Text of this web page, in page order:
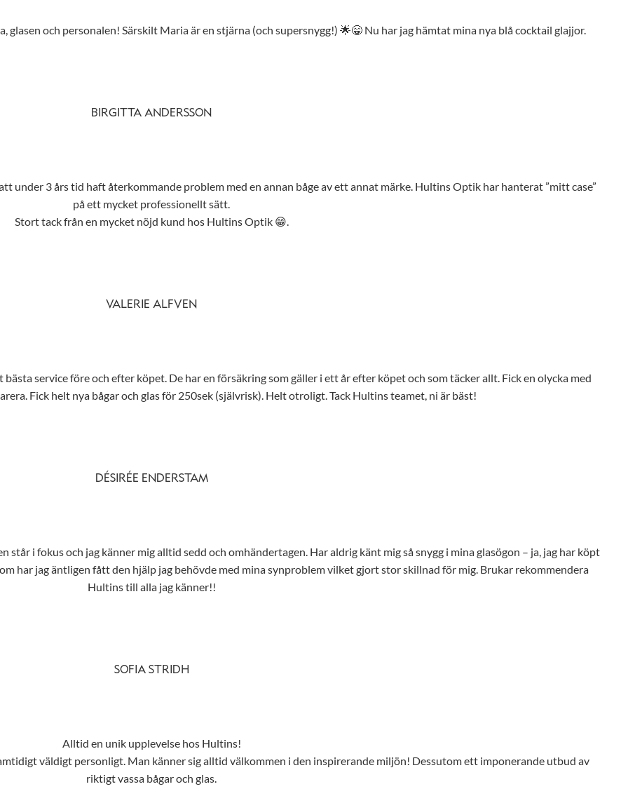
och personalen! Särskilt Maria är en stjärna (och supersnygg!) 🌟😁 Nu har jag hämtat mina nya blå cocktail glajjor.
BIRGITTA ANDERSSON
under 3 års tid haft återkommande problem med en annan båge av ett annat märke. Hultins Optik har hanterat ”mitt case”
på ett mycket professionellt sätt.
Stort tack från en mycket nöjd kund hos Hultins Optik 😁.
VALERIE ALFVEN
service före och efter köpet. De har en försäkring som gäller i ett år efter köpet och som täcker allt. Fick en olycka med
Fick helt nya bågar och glas för 250sek (självrisk). Helt otroligt. Tack Hultins teamet, ni är bäst!
DÉSIRÉE ENDERSTAM
sedd och omhändertagen. Har aldrig känt mig så snygg i mina glasögon – ja, jag har köpt
har jag äntligen fått den hjälp jag behövde med mina synproblem vilket gjort stor skillnad för mig. Brukar rekommendera
Hultins till alla jag känner!!
SOFIA STRIDH
Alltid en unik upplevelse hos Hultins!
väldigt personligt. Man känner sig alltid välkommen i den inspirerande miljön! Dessutom ett imponerande utbud av
riktigt vassa bågar och glas.